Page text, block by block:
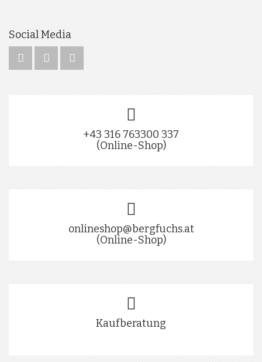
Social Media
+43 316 763300 337
(Online-Shop)
onlineshop@bergfuchs.at
(Online-Shop)
Kaufberatung